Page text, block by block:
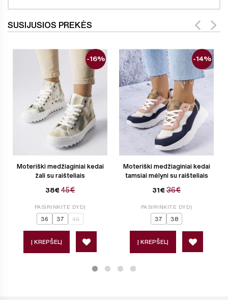
SUSIJUSIOS PREKĖS
Moteriški medžiaginiai kedai
žali su raišteliais
38€ 45€
-16%
PASIRINKITE DYDĮ
36 37 40
Į KREPŠELĮ
Moteriški medžiaginiai kedai
tamsiai mėlyni su raišteliais
31€ 36€
-14%
PASIRINKITE DYDĮ
37 38
Į KREPŠELĮ